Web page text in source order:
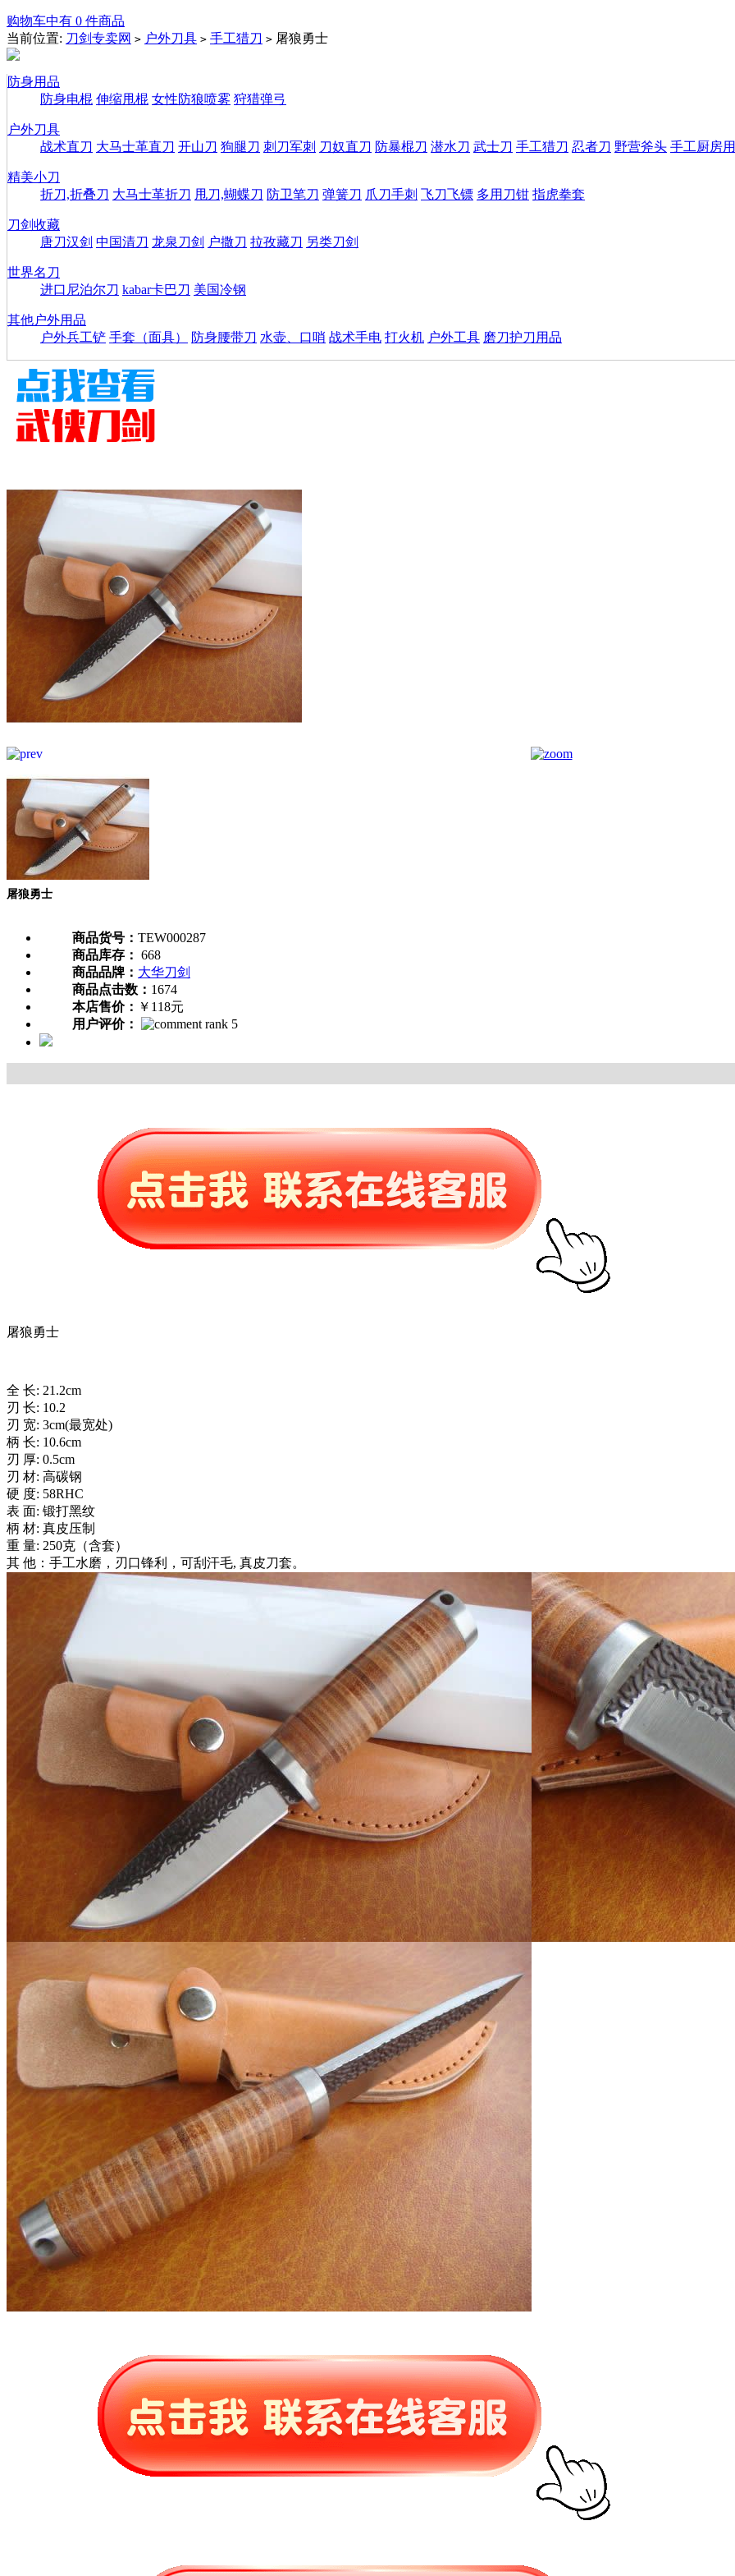
购物车中有 0 件商品
当前位置: 刀剑专卖网 > 户外刀具 > 手工猎刀 > 屠狼勇士
防身用品
防身电棍 伸缩甩棍 女性防狼喷雾 狩猎弹弓
户外刀具
战术直刀 大马士革直刀 开山刀 狗腿刀 刺刀军刺 刀奴直刀 防暴棍刀 潜水刀 武士刀 手工猎刀 忍者刀 野营斧头 手工厨房
精美小刀
折刀,折叠刀 大马士革折刀 甩刀,蝴蝶刀 防卫笔刀 弹簧刀 爪刀手刺 飞刀飞镖 多用刀钳 指虎拳套
刀剑收藏
唐刀汉剑 中国清刀 龙泉刀剑 户撒刀 拉孜藏刀 另类刀剑
世界名刀
进口尼泊尔刀 kabar卡巴刀 美国冷钢
其他户外用品
户外兵工铲 手套（面具） 防身腰带刀 水壶、口哨 战术手电 打火机 户外工具 磨刀护刀用品
屠狼勇士
商品货号： TEW000287
商品库存： 668
商品品牌： 大华刀剑
商品点击数： 1674
本店售价： ￥118元
用户评价：
屠狼勇士
全 长: 21.2cm
刃 长: 10.2
刃 宽: 3cm(最宽处)
柄 长: 10.6cm
刃 厚: 0.5cm
刃 材: 高碳钢
硬 度: 58RHC
表 面: 锻打黑纹
柄 材: 真皮压制
重 量: 250克（含套）
其 他：手工水磨，刃口锋利，可刮汗毛, 真皮刀套。